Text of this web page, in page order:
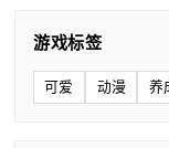
游戏标签
可爱 动漫 养